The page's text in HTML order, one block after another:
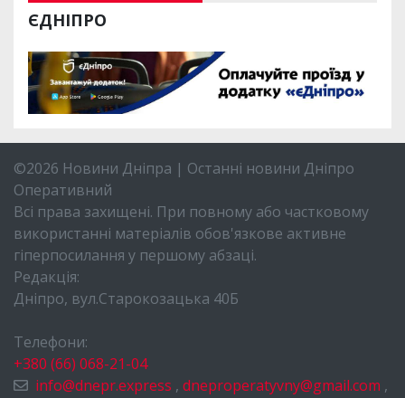
ЄДНІПРО
©2026 Новини Дніпра | Останні новини Дніпро
Оперативний
Всі права захищені. При повному або частковому
використанні матеріалів обов'язкове активне
гіперпосилання у першому абзаці.
Редакція:
Дніпро, вул.Старокозацька 40Б
Телефони:
+380 (66) 068-21-04
info@dnepr.express , dneproperatyvny@gmail.com ,